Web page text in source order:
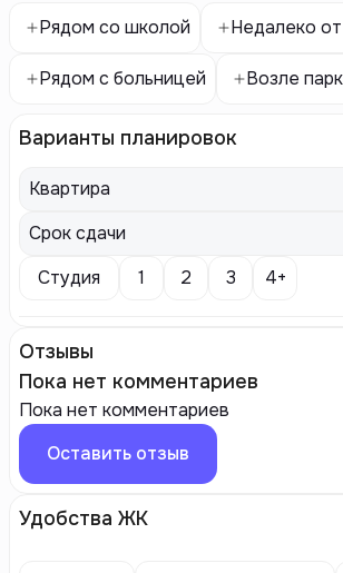
Рядом со школой Недалеко
Рядом с больницей Возле
Варианты планировок
Квартира
Срок сдачи
Студия
1 2 3 4+
Отзывы
Пока нет комментариев
Пока нет комментариев
Оставить отзыв
Удобства ЖК